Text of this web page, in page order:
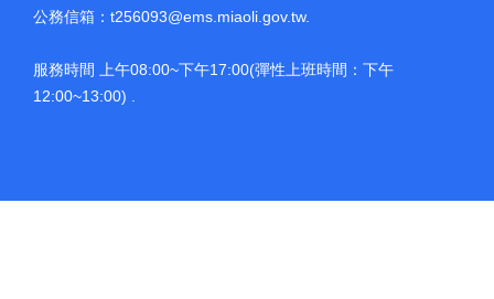
公務信箱： t256093@ems.miaoli.gov.tw.
服務時間 上午08:00~下午17:00(彈性上班時間：下午
12:00~13:00) .